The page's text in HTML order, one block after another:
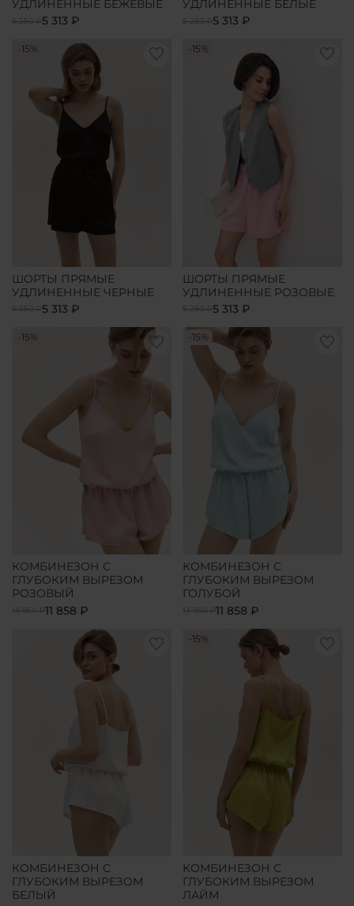
УДЛИНЕННЫЕ БЕЖЕВЫЕ
6 250 ₽5 313 ₽
УДЛИНЕННЫЕ БЕЛЫЕ
6 250 ₽5 313 ₽
-15%
ШОРТЫ ПРЯМЫЕ
УДЛИНЕННЫЕ ЧЕРНЫЕ
6 250 ₽5 313 ₽
-15%
ШОРТЫ ПРЯМЫЕ
УДЛИНЕННЫЕ РОЗОВЫЕ
6 250 ₽5 313 ₽
-15%
КОМБИНЕЗОН С
ГЛУБОКИМ ВЫРЕЗОМ
РОЗОВЫЙ
13 950 ₽11 858 ₽
-15%
КОМБИНЕЗОН С
ГЛУБОКИМ ВЫРЕЗОМ
ГОЛУБОЙ
13 950 ₽11 858 ₽
КОМБИНЕЗОН С
ГЛУБОКИМ ВЫРЕЗОМ
БЕЛЫЙ
-15%
КОМБИНЕЗОН С
ГЛУБОКИМ ВЫРЕЗОМ
ЛАЙМ